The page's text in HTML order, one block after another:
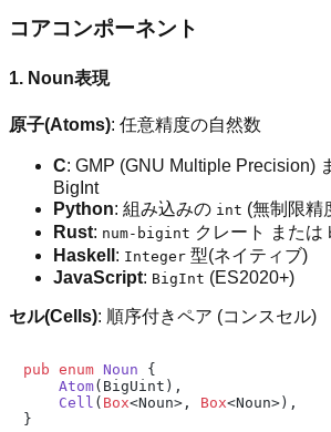
コアコンポーネント
1. Noun表現
原子(Atoms): 任意精度の自然数
C: GMP (GNU Multiple Precision)
BigInt
Python: 組み込みの int (無制限精
Rust: num-bigint クレート または
Haskell : Integer 型(ネイティブ)
JavaScript: BigInt (ES2020+)
セル(Cells): 順序付きペア (コンスセル)
pub enum Noun {
Atom(BigUint),
Cell ( Box<Noun>, Box<Noun>),